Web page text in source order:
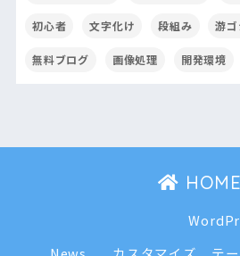
初心者 文字化け 段組み 游
無料ブログ 画像処理 開発環境
HOME